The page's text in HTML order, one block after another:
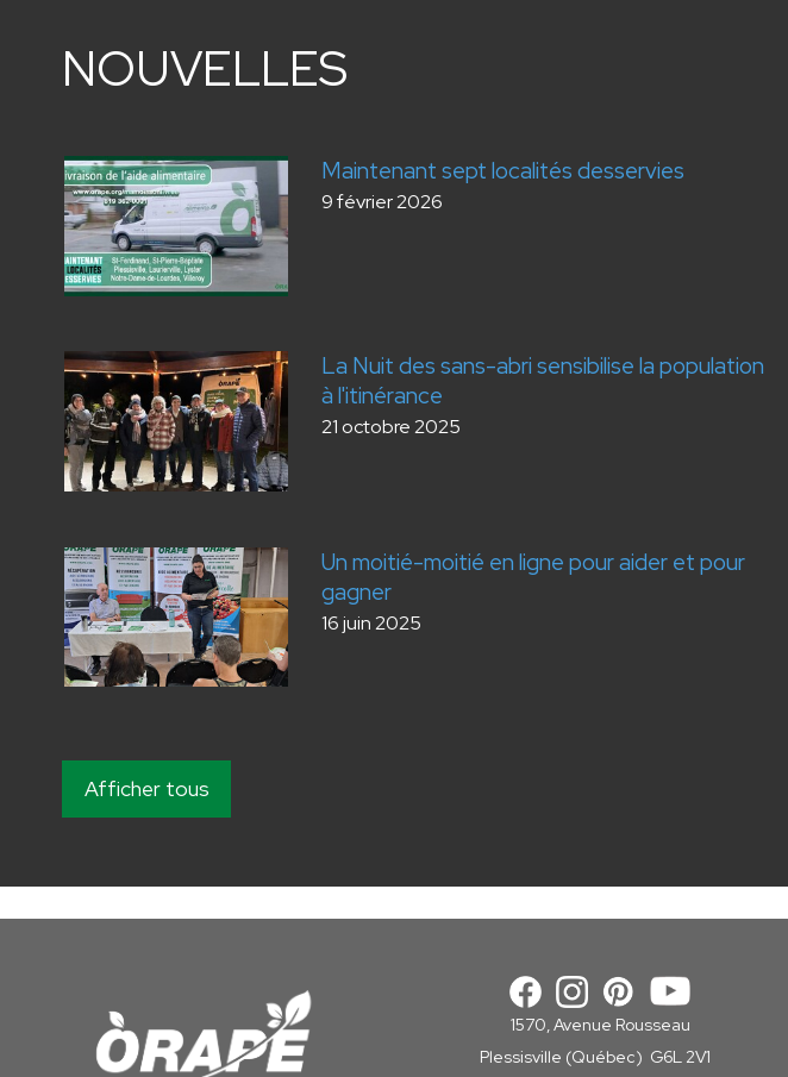
NOUVELLES
Maintenant sept localités desservies
9 février 2026
La Nuit des sans-abri sensibilise la population
à l'itinérance
21 octobre 2025
Un moitié-moitié en ligne pour aider et pour
gagner
16 juin 2025
Afficher tous
1570, Avenue Rousseau
Plessisville (Québec) G6L 2V1